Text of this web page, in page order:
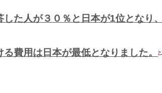
た人が３０％と日本が1位となり、
費用は日本が最低となりました。